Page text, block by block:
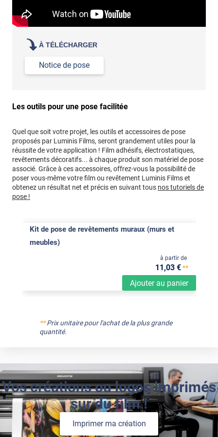
À TÉLÉCHARGER
Notice de pose
Les outils pour une pose facilitée
Quel que soit votre projet, les outils et accessoires de pose
proposés par Luminis Films, seront grandement utiles pour la
réussite de votre application ! Film adhésifs, électrostatiques,
revêtements décoratifs... à chaque produit son matériel de pose
associé. Grâce à ces accessoires, offrez-vous la possibilité de
poser vous-même votre film ou revêtement Luminis Films et
obtenez un résultat net et précis en suivant tous nos tutoriels de
pose !
Kit de pose de revêtements muraux (murs et
meubles)
Ajouter au panier
à partir de
11,03 €**
**Prix unitaire pour l'achat de la plus grande
quantité.
Vos créations ou logos imprimés
sur du film !
Imprimer ma création